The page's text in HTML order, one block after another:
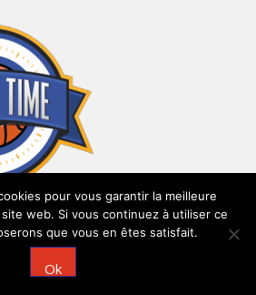
pour vous garantir la meilleure
web. Si vous continuez à utiliser ce
que vous en êtes satisfait.
Ok